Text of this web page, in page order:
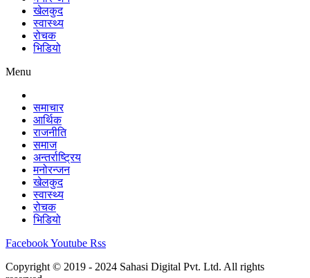
खेलकुद
स्वास्थ्य
रोचक
भिडियो
Menu
समाचार
आर्थिक
राजनीति
समाज
अन्तर्राष्ट्रिय
मनोरन्जन
खेलकुद
स्वास्थ्य
रोचक
भिडियो
FacebookYoutube Rss
Copyright © 2019 - 2024 Sahasi Digital Pvt. Ltd. All rights